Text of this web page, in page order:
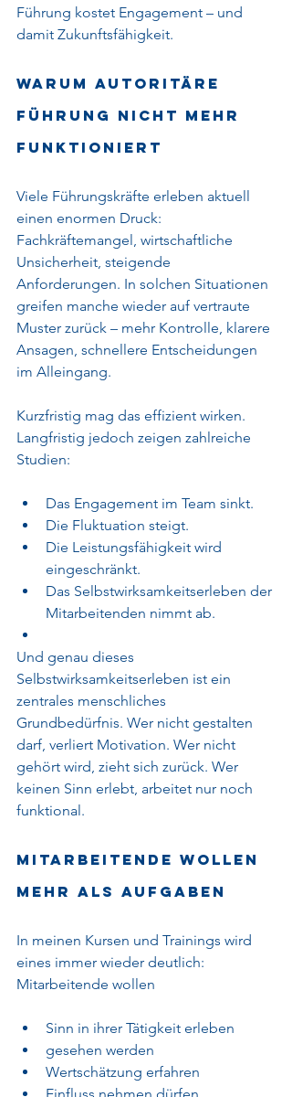
Führung kostet Engagement – und
damit Zukunftsfähigkeit.
Warum autoritäre
Führung nicht mehr
funktioniert
Viele Führungskräfte erleben aktuell
einen enormen Druck:
Fachkräftemangel, wirtschaftliche
Unsicherheit, steigende
Anforderungen. In solchen Situationen
greifen manche wieder auf vertraute
Muster zurück – mehr Kontrolle, klarere
Ansagen, schnellere Entscheidungen
im Alleingang.
Kurzfristig mag das effizient wirken.
Langfristig jedoch zeigen zahlreiche
Studien:
Das Engagement im Team sinkt.
Die Fluktuation steigt.
Die Leistungsfähigkeit wird
eingeschränkt.
Das Selbstwirksamkeitserleben der
Mitarbeitenden nimmt ab.
Und genau dieses
Selbstwirksamkeitserleben ist ein
zentrales menschliches
Grundbedürfnis. Wer nicht gestalten
darf, verliert Motivation. Wer nicht
gehört wird, zieht sich zurück. Wer
keinen Sinn erlebt, arbeitet nur noch
funktional.
Mitarbeitende wollen
mehr als Aufgaben
In meinen Kursen und Trainings wird
eines immer wieder deutlich:
Mitarbeitende wollen
Sinn in ihrer Tätigkeit erleben
gesehen werden
Wertschätzung erfahren